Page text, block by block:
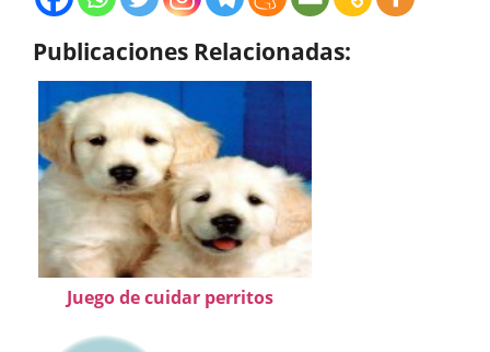
Publicaciones Relacionadas:
Juego de cuidar perritos